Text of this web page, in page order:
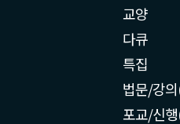
교양
다큐
특집
법문/강
포교/신